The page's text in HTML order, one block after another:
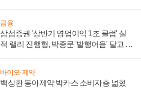
금융
삼섬증권 '상반기 영업이익 1조 클럽' 실
적 랠리 진행형, 박종문 '발행어음' 달고 연
바이오·제약
백상환 동아제약 박카스 소비자층 넓혔